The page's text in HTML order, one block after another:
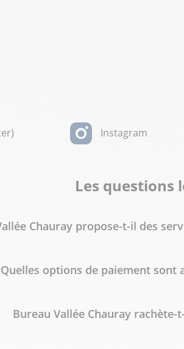
Instagram
Les questions
Chauray propose-t-il des
Quelles options de paiement sont
Bureau Vallée Chauray